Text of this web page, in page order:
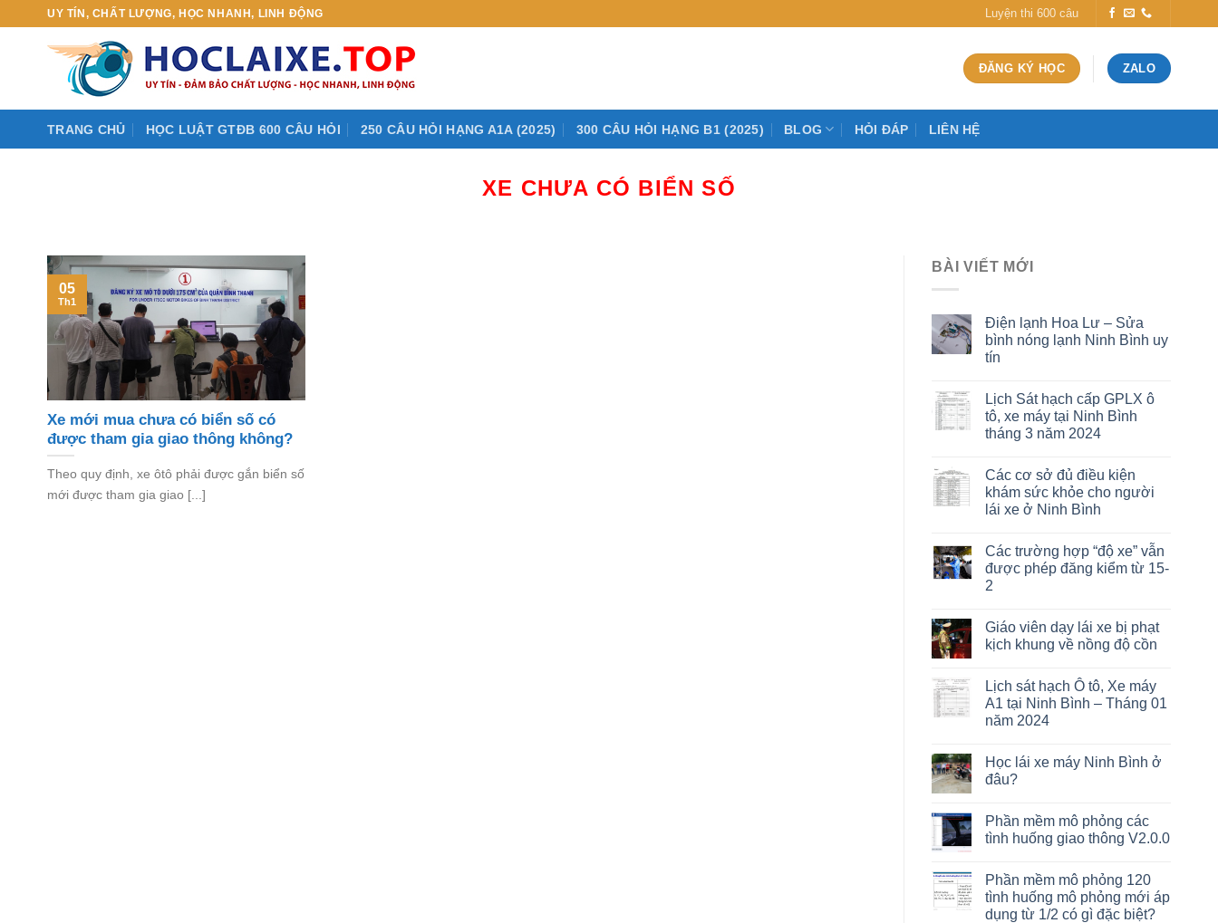
UY TÍN, CHẤT LƯỢNG, HỌC NHANH, LINH ĐỘNG Luyện thi 600 câu
ĐĂNG KÝ HỌC ZALO
TRANG CHỦ HỌC LUẬT GTĐB 600 CÂU HỎI 250 CÂU HỎI HẠNG A1A (2025) 300 CÂU HỎI HẠNG B1 (2025) BLOG HỎI ĐÁP LIÊN HỆ
XE CHƯA CÓ BIỂN SỐ
Xe mới mua chưa có biển số có
được tham gia giao thông không?
Theo quy định, xe ôtô phải được gắn biển số
mới được tham gia giao [...]
05
Th1
BÀI VIẾT MỚI
Điện lạnh Hoa Lư – Sửa
bình nóng lạnh Ninh Bình uy
tín
Lịch Sát hạch cấp GPLX ô
tô, xe máy tại Ninh Bình
tháng 3 năm 2024
Các cơ sở đủ điều kiện
khám sức khỏe cho người
lái xe ở Ninh Bình
Các trường hợp “độ xe” vẫn
được phép đăng kiểm từ 15-
2
Giáo viên dạy lái xe bị phạt
kịch khung về nồng độ cồn
Lịch sát hạch Ô tô, Xe máy
A1 tại Ninh Bình – Tháng 01
năm 2024
Học lái xe máy Ninh Bình ở
đâu?
Phần mềm mô phỏng các
tình huống giao thông V2.0.0
Phần mềm mô phỏng 120
tình huống mô phỏng mới áp
dụng từ 1/2 có gì đặc biệt?